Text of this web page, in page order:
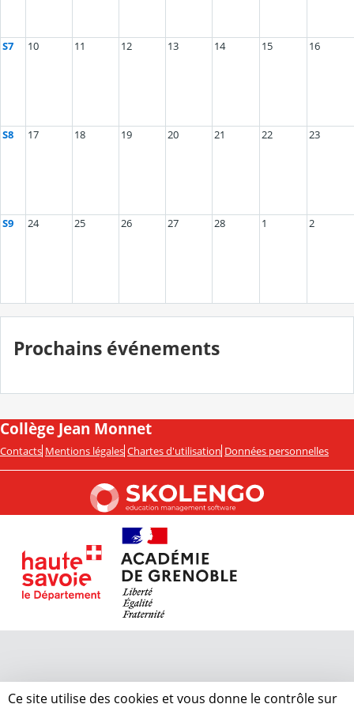
S7 10 11 12 13 14 15 16
S8 17 18 19 20 21 22 23
S9 24 25 26 27 28 1 2
Prochains événements
Collège Jean Monnet
Contacts Mentions légales Chartes d'utilisation Données personnelles
Ce site utilise des cookies et vous donne le contrôle sur